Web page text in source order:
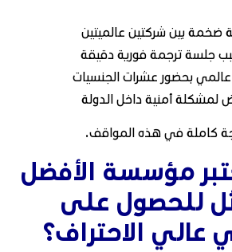
ضخمة بين شركتين عالميتين
جلسة ترجمة فورية دقيقة
بحضور عشرات الجنسيات
أمنية داخل الدولة
كاملة في هذه المواقف.
مؤسسة الأفضل
للحصول على
عالي الاحتراف؟